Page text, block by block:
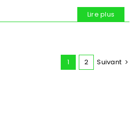
Lire plus
1 2 Suivant